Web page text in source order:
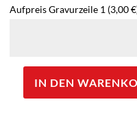
Aufpreis Gravurzeile 1 (3,00
Herbertz
IN DEN